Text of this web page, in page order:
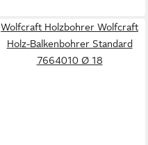
Wolfcraft Holzbohrer Wolfcraft
Holz-Balkenbohrer Standard
7664010 Ø 18